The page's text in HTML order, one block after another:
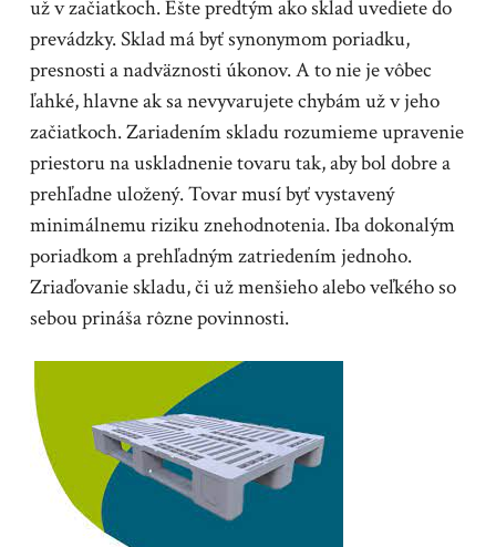
už v začiatkoch. Ešte predtým ako sklad uvediete do
prevádzky. Sklad má byť synonymom poriadku,
presnosti a nadväznosti úkonov. A to nie je vôbec
ľahké, hlavne ak sa nevyvarujete chybám už v jeho
začiatkoch. Zariadením skladu rozumieme upravenie
priestoru na uskladnenie tovaru tak, aby bol dobre a
prehľadne uložený. Tovar musí byť vystavený
minimálnemu riziku znehodnotenia. Iba dokonalým
poriadkom a prehľadným zatriedením jednoho.
Zriaďovanie skladu, či už menšieho alebo veľkého so
sebou prináša rôzne povinnosti.